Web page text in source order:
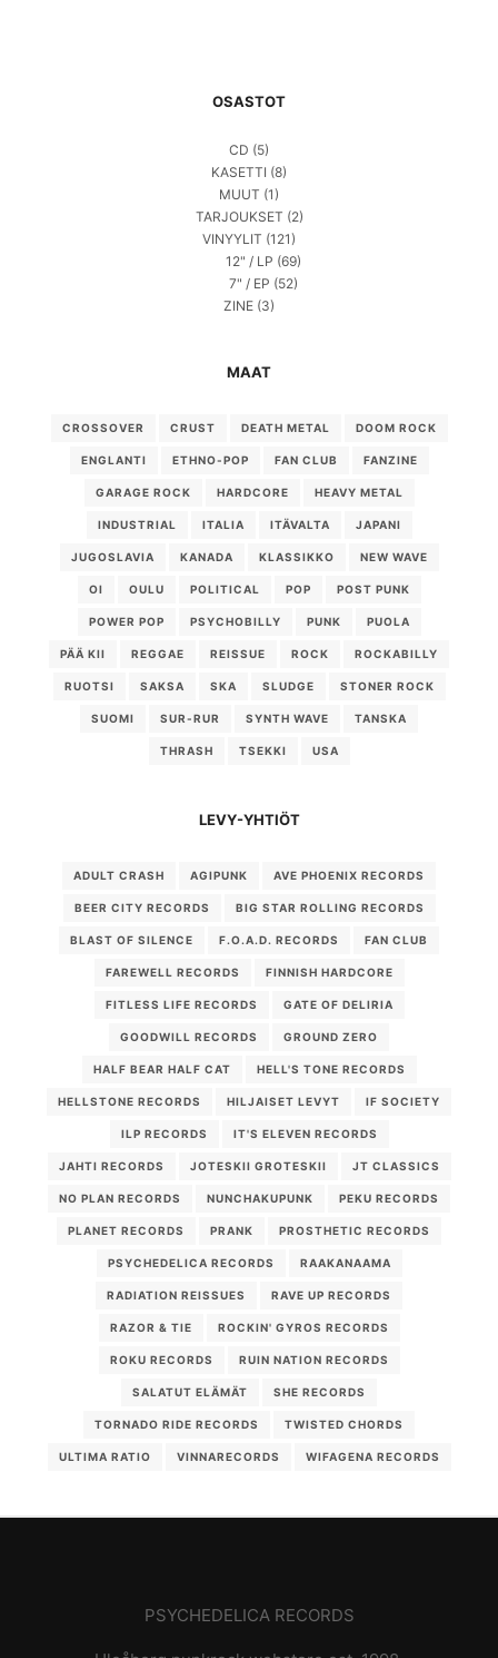
OSASTOT
CD (5)
KASETTI (8)
MUUT (1)
TARJOUKSET (2)
VINYYLIT (121)
12" / LP (69)
7" / EP (52)
ZINE (3)
MAAT
CROSSOVER CRUST DEATH METAL DOOM ROCK
ENGLANTI ETHNO-POP FAN CLUB FANZINE
GARAGE ROCK HARDCORE HEAVY METAL
INDUSTRIAL ITALIA ITÄVALTA JAPANI
JUGOSLAVIA KANADA KLASSIKKO NEW WAVE
OI OULU POLITICAL POP POST PUNK
POWER POP PSYCHOBILLY PUNK PUOLA
PÄÄ KII REGGAE REISSUE ROCK ROCKABILLY
RUOTSI SAKSA SKA SLUDGE STONER ROCK
SUOMI SUR-RUR SYNTH WAVE TANSKA
THRASH TSEKKI USA
LEVY-YHTIÖT
ADULT CRASH AGIPUNK AVE PHOENIX RECORDS
BEER CITY RECORDS BIG STAR ROLLING RECORDS
BLAST OF SILENCE F.O.A.D. RECORDS FAN CLUB
FAREWELL RECORDS FINNISH HARDCORE
FITLESS LIFE RECORDS GATE OF DELIRIA
GOODWILL RECORDS GROUND ZERO
HALF BEAR HALF CAT HELL'S TONE RECORDS
HELLSTONE RECORDS HILJAISET LEVYT IF SOCIETY
ILP RECORDS IT'S ELEVEN RECORDS
JAHTI RECORDS JOTESKII GROTESKII JT CLASSICS
NO PLAN RECORDS NUNCHAKUPUNK PEKU RECORDS
PLANET RECORDS PRANK PROSTHETIC RECORDS
PSYCHEDELICA RECORDS RAAKANAAMA
RADIATION REISSUES RAVE UP RECORDS
RAZOR & TIE ROCKIN' GYROS RECORDS
ROKU RECORDS RUIN NATION RECORDS
SALATUT ELÄMÄT SHE RECORDS
TORNADO RIDE RECORDS TWISTED CHORDS
ULTIMA RATIO VINNARECORDS WIFAGENA RECORDS
PSYCHEDELICA RECORDS